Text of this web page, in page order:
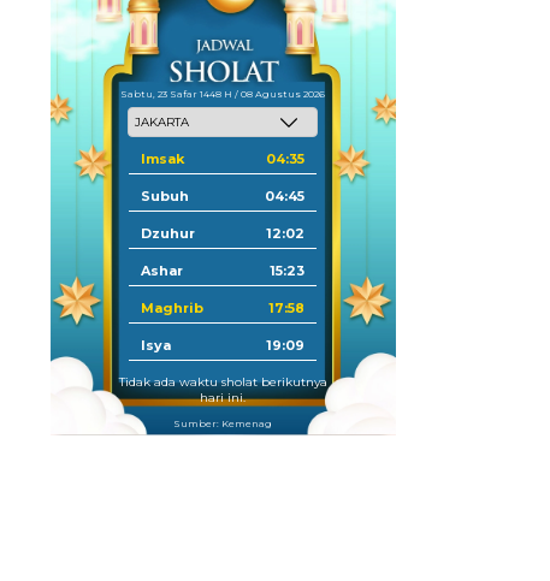
Sabtu, 23 Safar 1448 H / 08 Agustus 2026
Imsak 04:35
Subuh 04:45
Dzuhur 12:02
Ashar 15:23
Maghrib 17:58
Isya 19:09
Tidak ada waktu sholat berikutnya
hari ini.
Sumber: Kemenag